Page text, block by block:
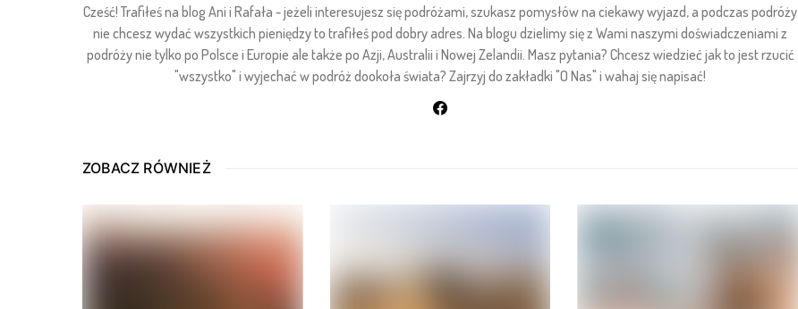
Cześć! Trafiłeś na blog Ani i Rafała - jeżeli interesujesz się podróżami, szukasz pomysłów na ciekawy wyjazd, a podczas podróży
nie chcesz wydać wszystkich pieniędzy to trafiłeś pod dobry adres. Na blogu dzielimy się z Wami naszymi doświadczeniami z
podróży nie tylko po Polsce i Europie ale także po Azji, Australii i Nowej Zelandii. Masz pytania? Chcesz wiedzieć jak to jest rzucić
"wszystko" i wyjechać w podróż dookoła świata? Zajrzyj do zakładki "O Nas" i wahaj się napisać!
ZOBACZ RÓWNIEŻ